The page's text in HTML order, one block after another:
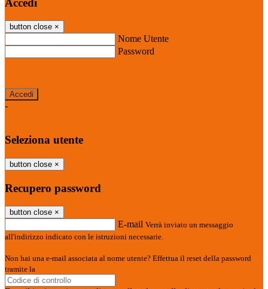
Accedi
button close ×
Nome Utente
Password
-
Seleziona utente
button close ×
Recupero password
button close ×
E-mail Verrà inviato un messaggio
all'indirizzo indicato con le istruzioni necessarie.
Non hai una e-mail associata al nome utente? Effettua il reset della password
tramite la